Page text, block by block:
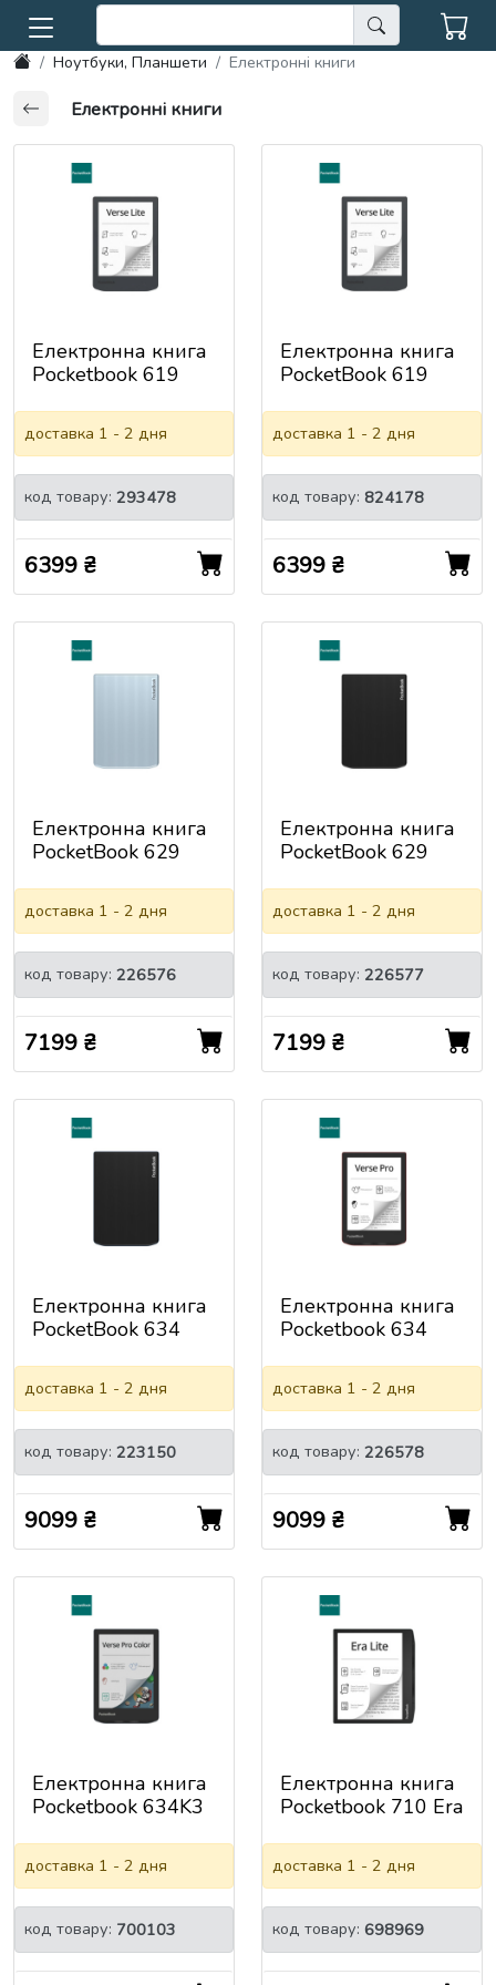
Ноутбуки, Планшети Електронні книги
Електронні книги
Електронна книга
Pocketbook 619
Grey (PB619-T-CIS)
доставка 1 - 2 дня
код товару: 293478
6399 ₴
Електронна книга
PocketBook 619
Grey (PB619-T-
WW)
доставка 1 - 2 дня
код товару: 824178
6399 ₴
Електронна книга
PocketBook 629
(PB629-2-CIS)
доставка 1 - 2 дня
код товару: 226576
7199 ₴
Електронна книга
PocketBook 629
(PB629-M-CIS)
доставка 1 - 2 дня
код товару: 226577
7199 ₴
Електронна книга
PocketBook 634
(PB634-A-CIS)
доставка 1 - 2 дня
код товару: 223150
9099 ₴
Електронна книга
Pocketbook 634
Red (PB634-3-CIS)
доставка 1 - 2 дня
код товару: 226578
9099 ₴
Електронна книга
Pocketbook 634K3
StormySea
(PB634K3-1-CIS)
доставка 1 - 2 дня
код товару: 700103
Електронна книга
Pocketbook 710 Era
(PB710-9-WW)
доставка 1 - 2 дня
код товару: 698969